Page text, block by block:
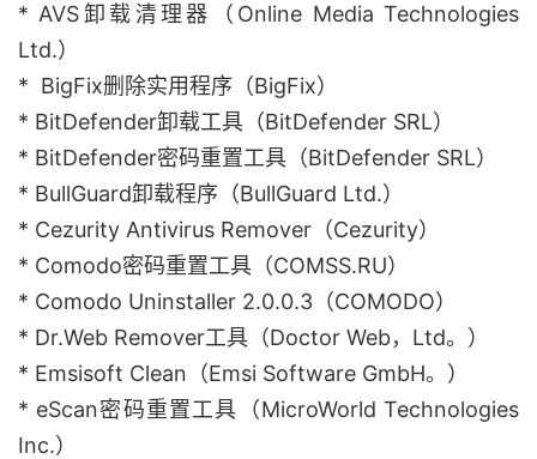
* AVS卸载清理器（Online Media Technologies
Ltd.）
* BigFix删除实用程序（BigFix）
* BitDefender卸载工具（BitDefender SRL）
* BitDefender密码重置工具（BitDefender SRL）
* BullGuard卸载程序（BullGuard Ltd.）
* Cezurity Antivirus Remover（Cezurity）
* Comodo密码重置工具（COMSS.RU）
* Comodo Uninstaller 2.0.0.3（COMODO）
* Dr.Web Remover工具（Doctor Web，Ltd。）
* Emsisoft Clean（Emsi Software GmbH。）
* eScan密码重置工具（MicroWorld Technologies
Inc.）